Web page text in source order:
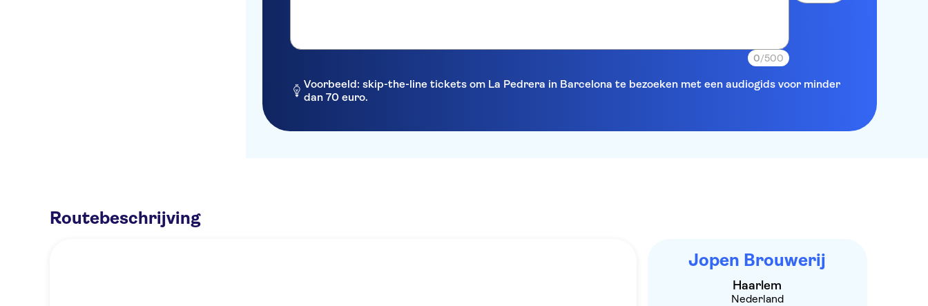
0/500
Voorbeeld: skip-the-line tickets om La Pedrera in Barcelona te bezoeken met een audiogids voor minder
dan 70 euro.
Routebeschrijving
Jopen Brouwerij
Haarlem
Nederland